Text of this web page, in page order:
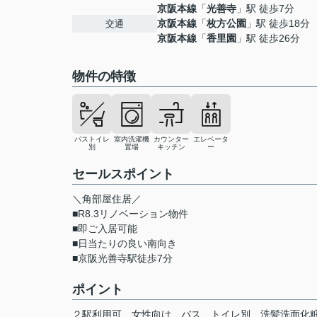
交通
京阪本線 「光善寺 」駅 徒歩7分
京阪本線 「枚方公園 」駅 徒歩18分
京阪本線 「香里園 」駅 徒歩26分
物件の特徴
バストイレ
別
室内洗濯機
置場
カウンター
キッチン
エレベータ
ー
セールスポイント
＼角部屋住居／
■R8.3リノベーション物件
■即ご入居可能
■日当たりの良い南向き
■京阪光善寺駅徒歩7分
ポイント
２駅利用可 女性向け バス トイレ別 洗髪洗面化